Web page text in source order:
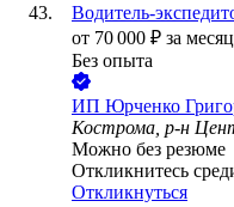
Водитель-
от 70 000 ₽ за
Без опыта
ИП Юрченко
Кострома, р-н
Можно без резюме
Откликнитесь
Откликнуться